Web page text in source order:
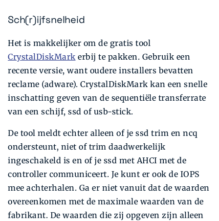
Sch(r)ijfsnelheid
Het is makkelijker om de gratis tool
CrystalDiskMark erbij te pakken. Gebruik een
recente versie, want oudere installers bevatten
reclame (adware). CrystalDiskMark kan een snelle
inschatting geven van de sequentiële transferrate
van een schijf, ssd of usb-stick.
De tool meldt echter alleen of je ssd trim en ncq
ondersteunt, niet of trim daadwerkelijk
ingeschakeld is en of je ssd met AHCI met de
controller communiceert. Je kunt er ook de IOPS
mee achterhalen. Ga er niet vanuit dat de waarden
overeenkomen met de maximale waarden van de
fabrikant. De waarden die zij opgeven zijn alleen